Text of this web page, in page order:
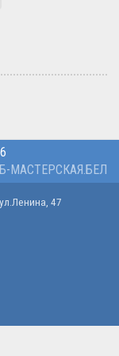
МАСТЕРСКАЯ.БЕЛ
47